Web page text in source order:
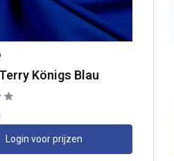
Königs Blau
Login voor prijzen